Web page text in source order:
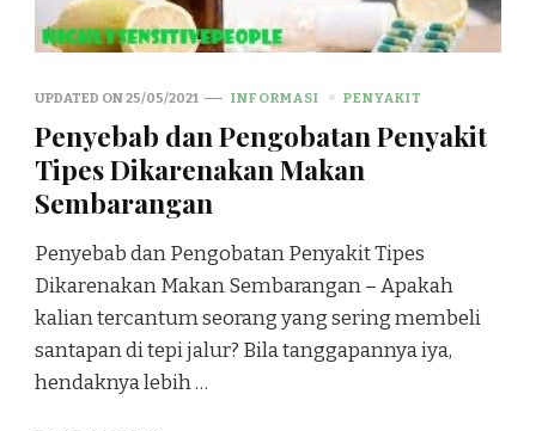
UPDATED ON25/05/2021 INFORMASI PENYAKIT
Penyebab dan Pengobatan Penyakit
Tipes Dikarenakan Makan
Sembarangan
Penyebab dan Pengobatan Penyakit Tipes
Dikarenakan Makan Sembarangan – Apakah
kalian tercantum seorang yang sering membeli
santapan di tepi jalur? Bila tanggapannya iya,
hendaknya lebih …